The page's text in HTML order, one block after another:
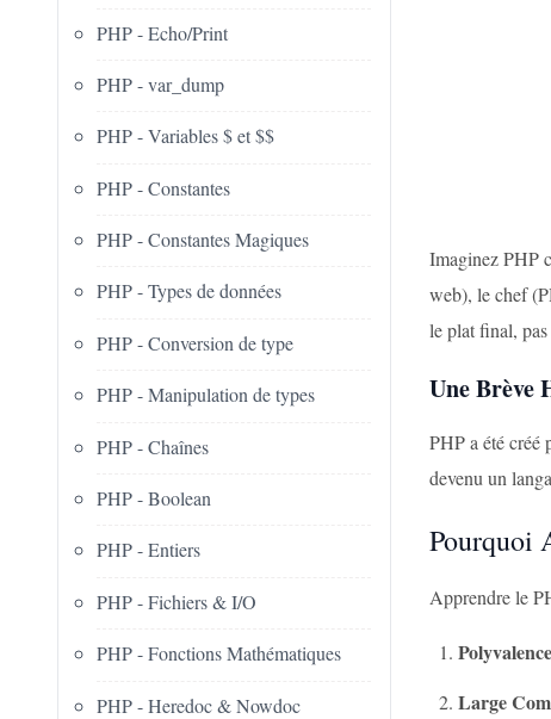
PHP - Echo/Print
PHP - var_dump
PHP - Variables $ et $$
PHP - Constantes
PHP - Constantes Magiques
PHP - Types de données
PHP - Conversion de type
PHP - Manipulation de types
PHP - Chaînes
PHP - Boolean
PHP - Entiers
PHP - Fichiers & I/O
PHP - Fonctions Mathématiques
PHP - Heredoc & Nowdoc
Imaginez PHP
web), le chef
le plat final,
Une Brève
PHP a été créé
devenu un
Pourquoi
Apprendre le
Polyvalence
Large